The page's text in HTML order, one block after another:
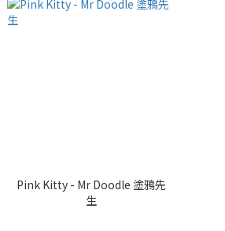
Pink Kitty - Mr Doodle 塗鴉先
生